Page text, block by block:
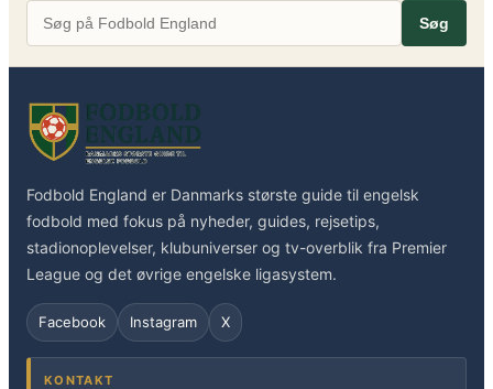
Søg
Fodbold England er Danmarks største guide til engelsk
fodbold med fokus på nyheder, guides, rejsetips,
stadionoplevelser, klubuniverser og tv-overblik fra Premier
League og det øvrige engelske ligasystem.
Facebook Instagram X
KONTAKT